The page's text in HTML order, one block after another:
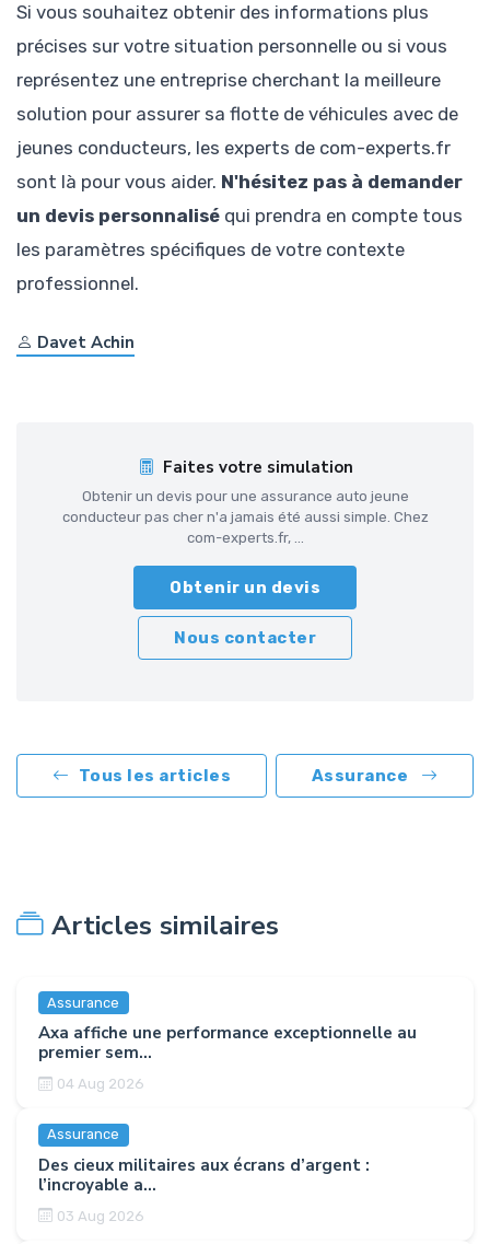
Si vous souhaitez obtenir des informations plus
précises sur votre situation personnelle ou si vous
représentez une entreprise cherchant la meilleure
solution pour assurer sa flotte de véhicules avec de
jeunes conducteurs, les experts de com-experts.fr
sont là pour vous aider. N'hésitez pas à demander
un devis personnalisé qui prendra en compte tous
les paramètres spécifiques de votre contexte
professionnel.
Davet Achin
Faites votre simulation
Obtenir un devis pour une assurance auto jeune
conducteur pas cher n'a jamais été aussi simple. Chez
com-experts.fr, ...
Obtenir un devis
Nous contacter
Tous les articles Assurance
Articles similaires
Assurance
Axa affiche une performance exceptionnelle au
premier sem...
04 Aug 2026
Assurance
Des cieux militaires aux écrans d’argent :
l’incroyable a...
03 Aug 2026